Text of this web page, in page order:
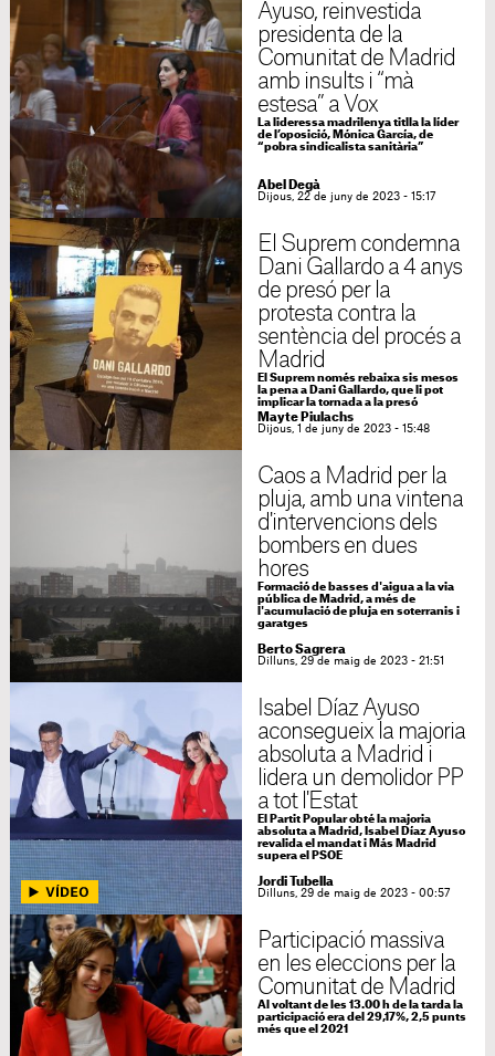
Ayuso, reinvestida
presidenta de la
Comunitat de Madrid
amb insults i “mà
estesa” a Vox
La lideressa madrilenya titlla la líder
de l’oposició, Mónica García, de
“pobra sindicalista sanitària”
Abel Degà
Dijous, 22 de juny de 2023 - 15:17
El Suprem condemna
Dani Gallardo a 4 anys
de presó per la
protesta contra la
sentència del procés a
Madrid
El Suprem només rebaixa sis mesos
la pena a Dani Gallardo, que li pot
implicar la tornada a la presó
Mayte Piulachs
Dijous, 1 de juny de 2023 - 15:48
Caos a Madrid per la
pluja, amb una vintena
d'intervencions dels
bombers en dues
hores
Formació de basses d'aigua a la via
pública de Madrid, a més de
l'acumulació de pluja en soterranis i
garatges
Berto Sagrera
Dilluns, 29 de maig de 2023 - 21:51
Isabel Díaz Ayuso
aconsegueix la majoria
absoluta a Madrid i
lidera un demolidor PP
a tot l'Estat
El Partit Popular obté la majoria
absoluta a Madrid, Isabel Díaz Ayuso
revalida el mandat i Más Madrid
supera el PSOE
Jordi Tubella
Dilluns, 29 de maig de 2023 - 00:57
Participació massiva
en les eleccions per la
Comunitat de Madrid
Al voltant de les 13.00 h de la tarda la
participació era del 29,17%, 2,5 punts
més que el 2021